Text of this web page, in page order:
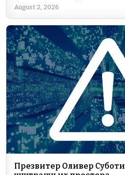
August 2, 2026
Презвитер Оливер